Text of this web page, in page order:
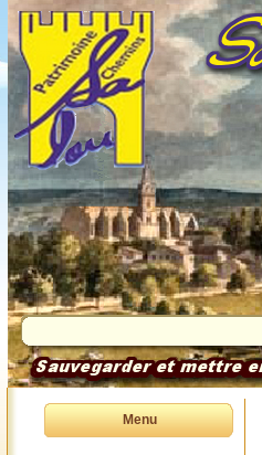
Menu